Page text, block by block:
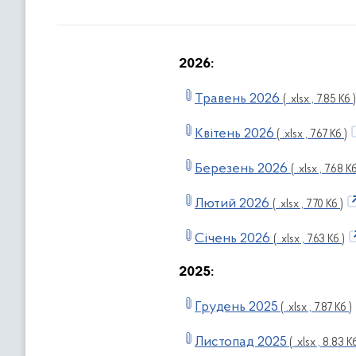
2026:
Травень 2026 ( .xlsx , 7.85 Кб )
Квітень 2026 ( .xlsx , 7.67 Кб )
Березень 2026 ( .xlsx , 7.68
Лютий 2026 ( .xlsx , 7.70 Кб )
Січень 2026 ( .xlsx , 7.63 Кб )
2025:
Грудень 2025 ( .xlsx , 7.87 Кб )
Листопад 2025 ( .xlsx , 8.83